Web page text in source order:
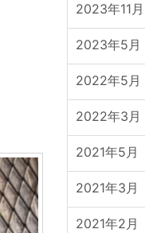
2023年11月
2023年5月
2022年5月
2022年3月
2021年5月
2021年3月
2021年2月